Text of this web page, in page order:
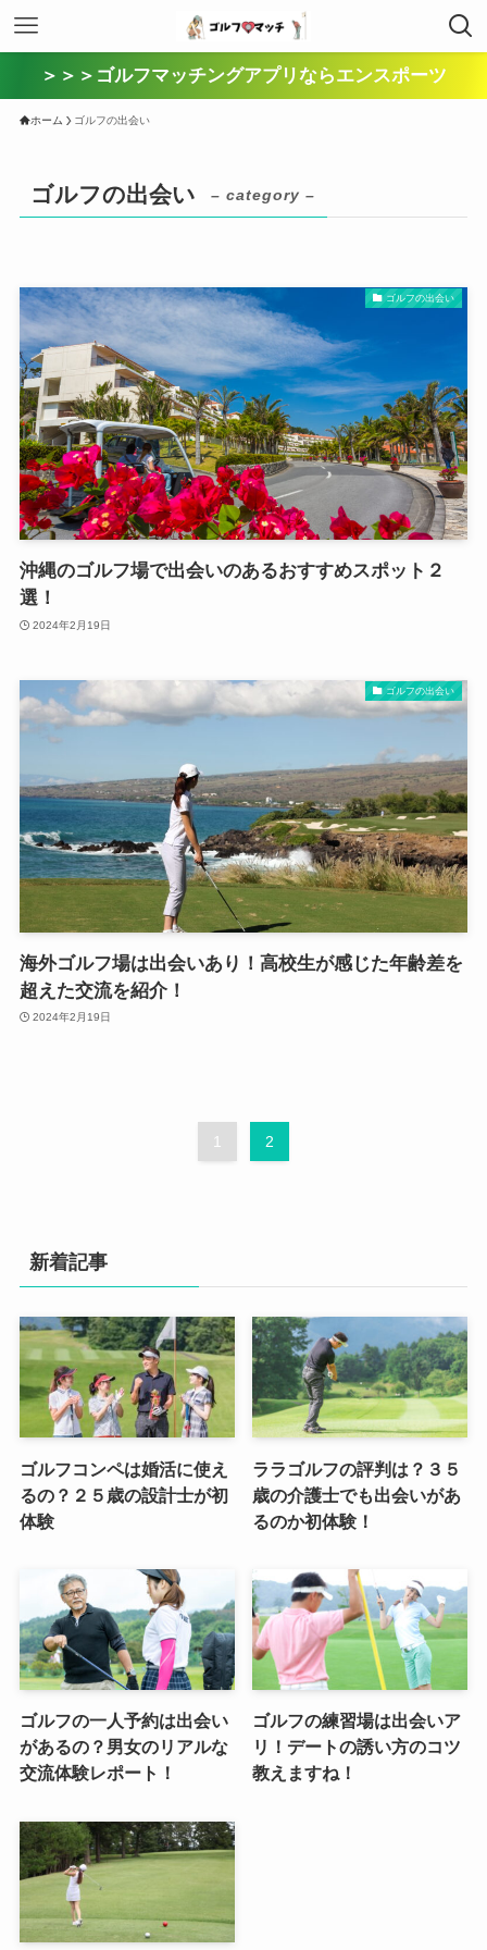
＞＞＞ゴルフマッチングアプリならエンスポーツ
ホーム ゴルフの出会い
ゴルフの出会い – category –
ゴルフの出会い
沖縄のゴルフ場で出会いのあるおすすめスポット２
選！
2024年2月19日
ゴルフの出会い
海外ゴルフ場は出会いあり！高校生が感じた年齢差を
超えた交流を紹介！
2024年2月19日
1 2
新着記事
ゴルフコンペは婚活に使え
るの？２５歳の設計士が初
体験
ララゴルフの評判は？３５
歳の介護士でも出会いがあ
るのか初体験！
ゴルフの一人予約は出会い
があるの？男女のリアルな
交流体験レポート！
ゴルフの練習場は出会いア
リ！デートの誘い方のコツ
教えますね！